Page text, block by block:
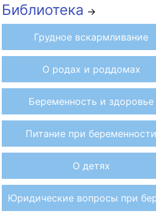
Библиотека →
Грудное вскармливание
О родах и роддомах
Беременность и здоровье
Питание при беременности
О детях
Юридические вопросы при